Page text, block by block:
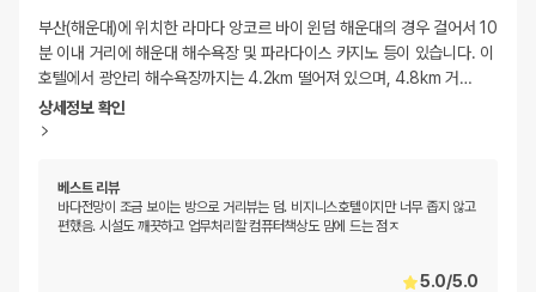
부산(해운대)에 위치한 라마다 앙코르 바이 윈덤 해운대의 경우 걸어서 10
분 이내 거리에 해운대 해수욕장 및 파라다이스 카지노 등이 있습니다. 이
호텔에서 광안리 해수욕장까지는 4.2km 떨어져 있으며, 4.8km 거…
상세정보 확인
베스트 리뷰
바다전망이 조금 보이는 방으로 거리뷰는 덤. 비지니스호텔이지만 너무 좁지 않고
편했음. 시설도 깨끗하고 업무처리할 컴퓨터책상도 맘에 드는 점ㅈ
5.0/5.0